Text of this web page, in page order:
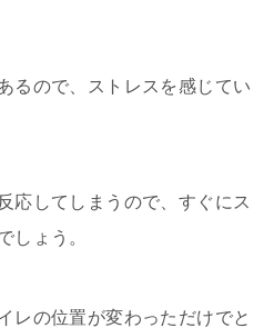
るので、ストレスを感じてい
応してしまうので、すぐにス
しょう。
レの位置が変わっただけでと